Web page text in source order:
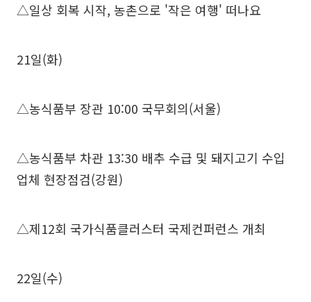
△일상 회복 시작, 농촌으로 '작은 여행' 떠나요
21일(화)
△농식품부 장관 10:00 국무회의(서울)
△농식품부 차관 13:30 배추 수급 및 돼지고기 수입
업체 현장점검(강원)
△제12회 국가식품클러스터 국제컨퍼런스 개최
22일(수)